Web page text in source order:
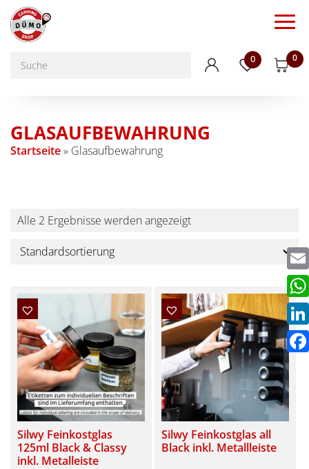
0 0
GLASAUFBEWAHRUNG
Startseite» Glasaufbewahrung
Alle 2 Ergebnisse werden angezeigt
Silwy Feinkostglas
125ml Black & Classy
inkl. Metalleiste
Silwy Feinkostglas all
Black inkl. Metallleiste